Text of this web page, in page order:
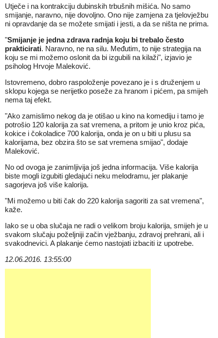
Utječe i na kontrakciju dubinskih trbušnih mišića. No samo
smijanje, naravno, nije dovoljno. Ono nije zamjena za tjelovježbu
ni opravdanje da se možete smijati i jesti, a da se ništa ne prima.
"Smijanje je jedna zdrava radnja koju bi trebalo često
prakticirati. Naravno, ne na silu. Međutim, to nije strategija na
koju se mi možemo oslonit da bi izgubili na kilaži", izjavio je
psiholog Hrvoje Maleković.
Istovremeno, dobro raspoloženje povezano je i s druženjem u
sklopu kojega se nerijetko poseže za hranom i pićem, pa smijeh
nema taj efekt.
"Ako zamislimo nekog da je otišao u kino na komediju i tamo je
potrošio 120 kalorija za sat vremena, a pritom je unio kroz pića,
kokice i čokoladice 700 kalorija, onda je on u biti u plusu sa
kalorijama, bez obzira što se sat vremena smijao", dodaje
Maleković.
No od ovoga je zanimljivija još jedna informacija. Više kalorija
biste mogli izgubiti gledajući neku melodramu, jer plakanje
sagorjeva još više kalorija.
"Mi možemo u biti čak do 220 kalorija sagoriti za sat vremena",
kaže.
Iako se u oba slučaja ne radi o velikom broju kalorija, smijeh je u
svakom slučaju poželjniji začin vježbanju, zdravoj prehrani, ali i
svakodnevici. A plakanje ćemo nastojati izbaciti iz upotrebe.
12.06.2016. 13:55:00